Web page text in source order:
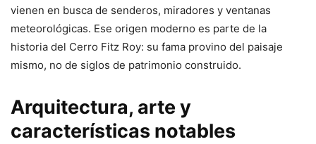
vienen en busca de senderos, miradores y ventanas
meteorológicas. Ese origen moderno es parte de la
historia del Cerro Fitz Roy: su fama provino del paisaje
mismo, no de siglos de patrimonio construido.
Arquitectura, arte y
características notables